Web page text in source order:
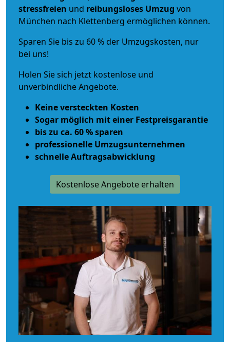
stressfreien und reibungsloses Umzug von
München nach Klettenberg ermöglichen können.
Sparen Sie bis zu 60 % der Umzugskosten, nur
bei uns!
Holen Sie sich jetzt kostenlose und
unverbindliche Angebote.
Keine versteckten Kosten
Sogar möglich mit einer Festpreisgarantie
bis zu ca. 60 % sparen
professionelle Umzugsunternehmen
schnelle Auftragsabwicklung
Kostenlose Angebote erhalten